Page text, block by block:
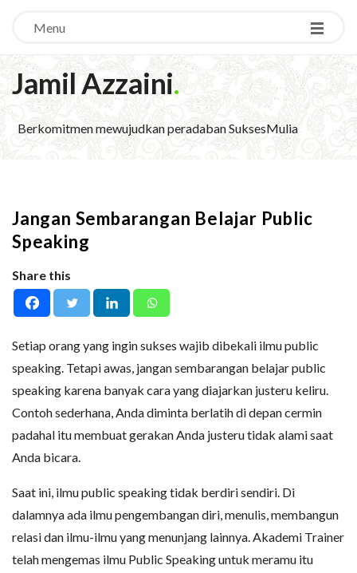
Menu
Jamil Azzaini.
Berkomitmen mewujudkan peradaban SuksesMulia
Jangan Sembarangan Belajar Public
Speaking
Share this
Setiap orang yang ingin sukses wajib dibekali ilmu public
speaking. Tetapi awas, jangan sembarangan belajar public
speaking karena banyak cara yang diajarkan justeru keliru.
Contoh sederhana, Anda diminta berlatih di depan cermin
padahal itu membuat gerakan Anda justeru tidak alami saat
Anda bicara.
Saat ini, ilmu public speaking tidak berdiri sendiri. Di
dalamnya ada ilmu pengembangan diri, menulis, membangun
relasi dan ilmu-ilmu yang menunjang lainnya. Akademi Trainer
telah mengemas ilmu Public Speaking untuk meramu itu